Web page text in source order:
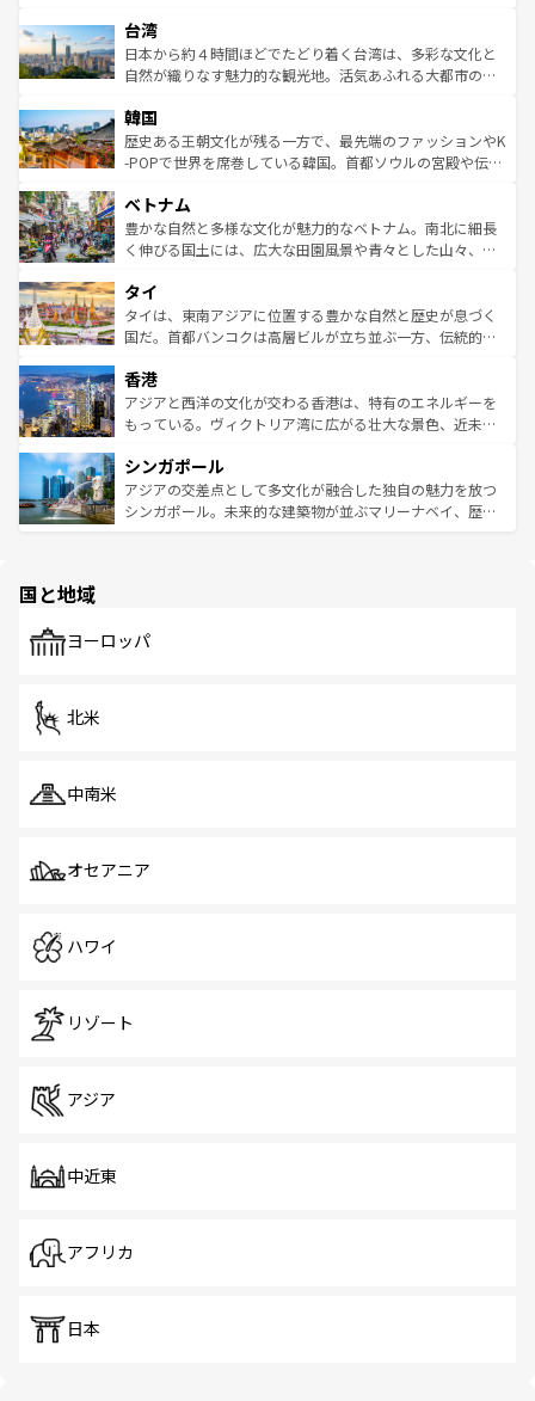
情報は
人々、おいしいローカルフードやハワイアンミュージッ
ク、伝統的なフラダンスなど、すべてがハワイの魅力を彩
っている。訪れるたびに新しい発見と感動が待っているハ
はコンテンツ一覧
リアリーフや大陸中央部にそびえるウルル（エアーズロッ
ク）、タスマニアの美しい原生林やケアンズの熱帯雨林な
ど、見どころがたくさん。また、カフェやワイン、オージ
いる。アクティビティも充実しており、サーフィンやダイ
ビング、ハイキングなど、アウトドア好きにはたまらな
い。オーストラリアの多彩な魅力を存分に味わいつくそ
参照してほしい。
台湾
日本から約４時間ほどでたどり着く台湾は、多彩な文化と
自然が織りなす魅力的な観光地。活気あふれる大都市の台
ン）、静ひつな山岳地帯である台湾東部など、都市の喧騒
と山間の静けさが共存しており、訪れる人に新しい発見と
驚きをもたらしてくれる。また、奥深い台湾の食文化も魅
容にもいいと評判のスイーツなど、バラエティ豊かな料理
が味わえる。 なお、新着の台湾情報は コンテンツ一覧を参
照してほしい。
韓国
歴史ある王朝文化が残る一方で、最先端のファッションやK
-POPで世界を席巻している韓国。首都ソウルの宮殿や伝統
き、地方に足を延ばせば四季折々の自然美を楽しむことが
できる。そして、キムチや焼肉、絶品のストリートフード
まで、さまざまな韓国料理が待っている。夜には、韓国な
リティに包まれながら、韓国の多彩な魅力を心ゆくまで味
わってみてほしい。 なお、新着の韓国情報はコンテンツ一
覧を参照してほしい。
ベトナム
豊かな自然と多様な文化が魅力的なベトナム。南北に細長
く伸びる国土には、広大な田園風景や青々とした山々、世
急速な発展と共に伝統が息づく。ハノイの古い町並みやホ
ーチミン市のフランス統治時代の建物も、独特の雰囲気を
醸し出している。また、バラエティの豊かさとおいしさで
とつ。フォーやバインミー、ベトナムコーヒーなどは、ぜ
ひ現地で味わいたい。どの地域を訪れてもあたたかい人々
が旅行者を迎えてくれるので、きっと忘れられない旅にな
参照してほしい。
タイ
タイは、東南アジアに位置する豊かな自然と歴史が息づく
国だ。首都バンコクは高層ビルが立ち並ぶ一方、伝統的な
の活気が交差している。北部ではチェンマイなどの山岳地
帯で自然と触れ合い、南部ではプーケットやクラビの美し
いビーチでリゾート気分を楽しむことができる。タイ料理
激する。気候は一年中温暖で、どの季節にも異なる楽しみ
が待っている。親しみやすいタイの人々、仏教を中心とし
た文化、そして多様な観光資源が、訪れる旅人を魅了し続
香港
アジアと西洋の文化が交わる香港は、特有のエネルギーを
もっている。ヴィクトリア湾に広がる壮大な景色、近未来
み、どこを訪れても感動するはず。観光スポットが密集し
ており、効率よく見どころを回れるのも魅力。息をのむよ
うな絶景から文化的な体験まで、香港を存分に楽しみ尽く
シンガポール
アジアの交差点として多文化が融合した独自の魅力を放つ
シンガポール。未来的な建築物が並ぶマリーナベイ、歴史
で、ホーカーズは地元の風情を楽しめる外せないスポット
国と地域
ヨーロッパ
北米
中南米
オセアニア
ハワイ
リゾート
アジア
中近東
アフリカ
日本